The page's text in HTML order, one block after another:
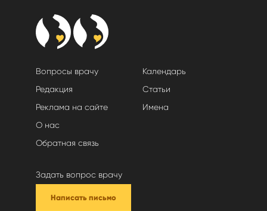
Вопросы врачу
Редакция
Реклама на сайте
О нас
Обратная связь
Календарь
Статьи
Имена
Задать вопрос врачу
Написать письмо